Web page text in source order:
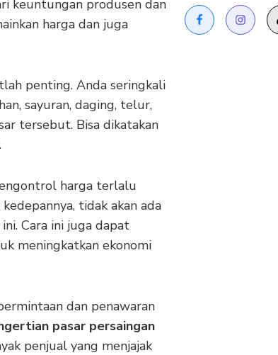
keuntungan produsen dan
harga dan juga
penting. Anda seringkali
sayuran, daging, telur,
tersebut. Bisa dikatakan
harga terlalu
tidak akan ada
Cara ini juga dapat
meningkatkan ekonomi
dan penawaran
pasar persaingan
penjual yang menjajak